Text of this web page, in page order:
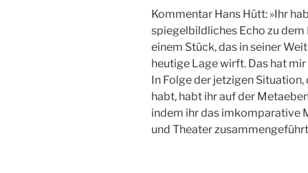
Kommentar Hans Hütt: »Ihr
spiegelbildliches Echo zu
einem Stück, das in seiner
heutige Lage wirft. Das hat
In Folge der jetzigen
habt, habt ihr auf der
indem ihr das imkomparative
und Theater